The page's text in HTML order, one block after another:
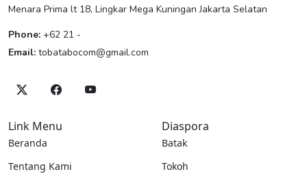
Menara Prima lt 18, Lingkar Mega Kuningan Jakarta Selatan
Phone: +62 21 -
Email: tobatabocom@gmail.com
Link Menu
Beranda
Tentang Kami
Diaspora
Batak
Tokoh